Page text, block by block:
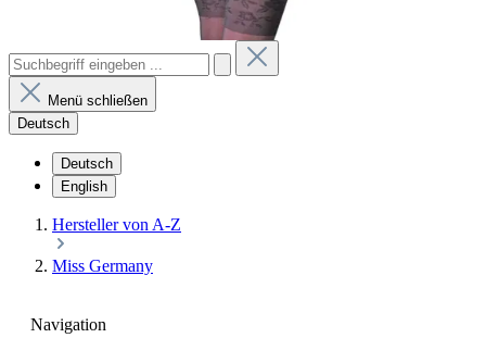
Menü schließen
Deutsch
Deutsch
English
Hersteller von A-Z
Miss Germany
Navigation